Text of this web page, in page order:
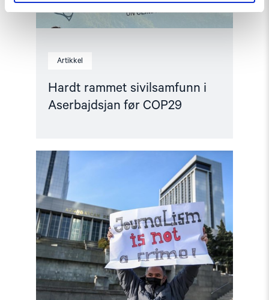
Artikkel
Hardt rammet sivilsamfunn i
Aserbajdsjan før COP29
"Aserbajdsjan:
uavhengige
medier
før
valget"